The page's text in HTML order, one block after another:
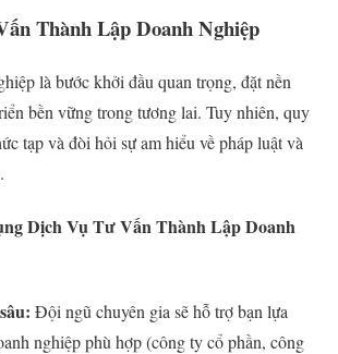
Thành Lập Doanh Nghiệp
là bước khởi đầu quan trọng, đặt nền
bền vững trong tương lai. Tuy nhiên, quy
tạp và đòi hỏi sự am hiểu về pháp luật và
Dịch Vụ Tư Vấn Thành Lập Doanh
Đội ngũ chuyên gia sẽ hỗ trợ bạn lựa
nghiệp phù hợp (công ty cổ phần, công